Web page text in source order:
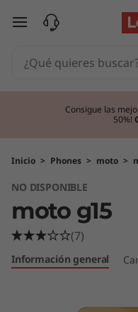
m
1
5
Ir al contenido principal
Consigue las
50%!
Inicio > Phones > moto >
NO DISPONIBLE
moto g15
(7)
Información general